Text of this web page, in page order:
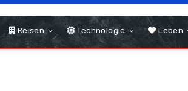
Reisen Technologie Leben